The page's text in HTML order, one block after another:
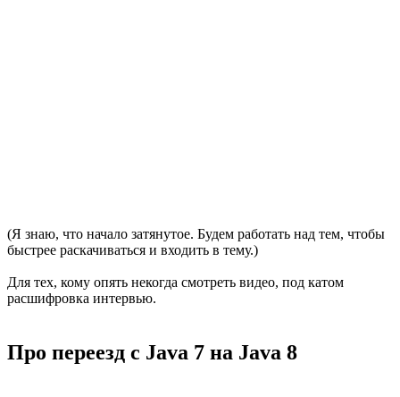
(Я знаю, что начало затянутое. Будем работать над тем, чтобы
быстрее раскачиваться и входить в тему.)
Для тех, кому опять некогда смотреть видео, под катом
расшифровка интервью.
Про переезд с Java 7 на Java 8